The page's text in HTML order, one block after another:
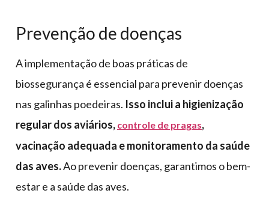
Prevenção de doenças
A implementação de boas práticas de
biossegurança é essencial para prevenir doenças
nas galinhas poedeiras. Isso inclui a higienização
regular dos aviários, controle de pragas,
vacinação adequada e monitoramento da saúde
das aves.Ao prevenir doenças, garantimos o bem-
estar e a saúde das aves.